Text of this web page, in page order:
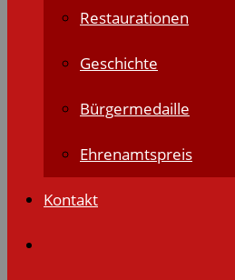
Restaurationen
Geschichte
Bürgermedaille
Ehrenamtspreis
Kontakt